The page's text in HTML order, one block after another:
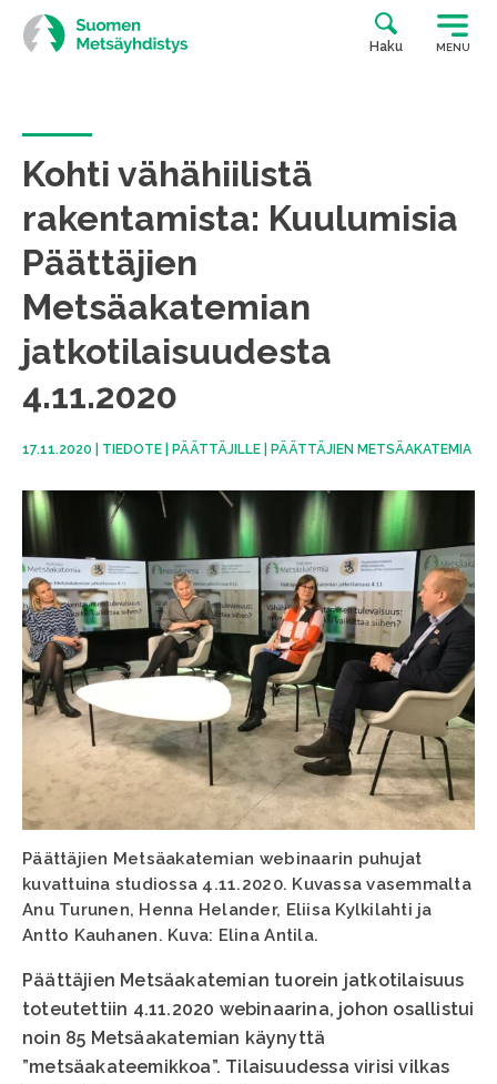
Siirry
suoraan
sisältöön
Haku MENU
Kohti vähähiilistä
rakentamista: Kuulumisia
Päättäjien
Metsäakatemian
jatkotilaisuudesta
4.11.2020
17.11.2020 TIEDOTE PÄÄTTÄJILLE PÄÄTTÄJIEN METSÄAKATEMIA
Päättäjien Metsäakatemian webinaarin puhujat
kuvattuina studiossa 4.11.2020. Kuvassa vasemmalta
Anu Turunen, Henna Helander, Eliisa Kylkilahti ja
Antto Kauhanen. Kuva: Elina Antila.
Päättäjien Metsäakatemian tuorein jatkotilaisuus
toteutettiin 4.11.2020 webinaarina, johon osallistui
noin 85 Metsäakatemian käynyttä
”metsäakateemikkoa”. Tilaisuudessa virisi vilkas